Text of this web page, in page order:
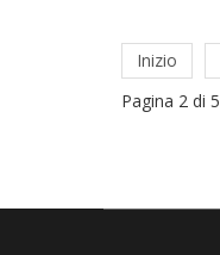
Inizio
Pagina 2 di 5